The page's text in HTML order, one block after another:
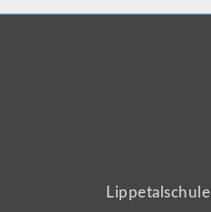
Lippetalschule